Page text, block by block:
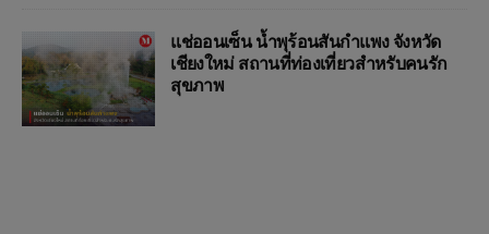
แช่ออนเซ็น น้ำพุร้อนสันกำแพง จังหวัด
เชียงใหม่ สถานที่ท่องเที่ยวสำหรับคนรัก
สุขภาพ